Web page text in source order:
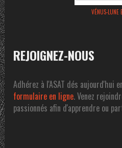
VÉNUS-LUNE
REJOIGNEZ-NOUS
Adhérez à l'ASAT dés aujourd'hui
formulaire en ligne. Venez
passionnés afin d'apprendre ou